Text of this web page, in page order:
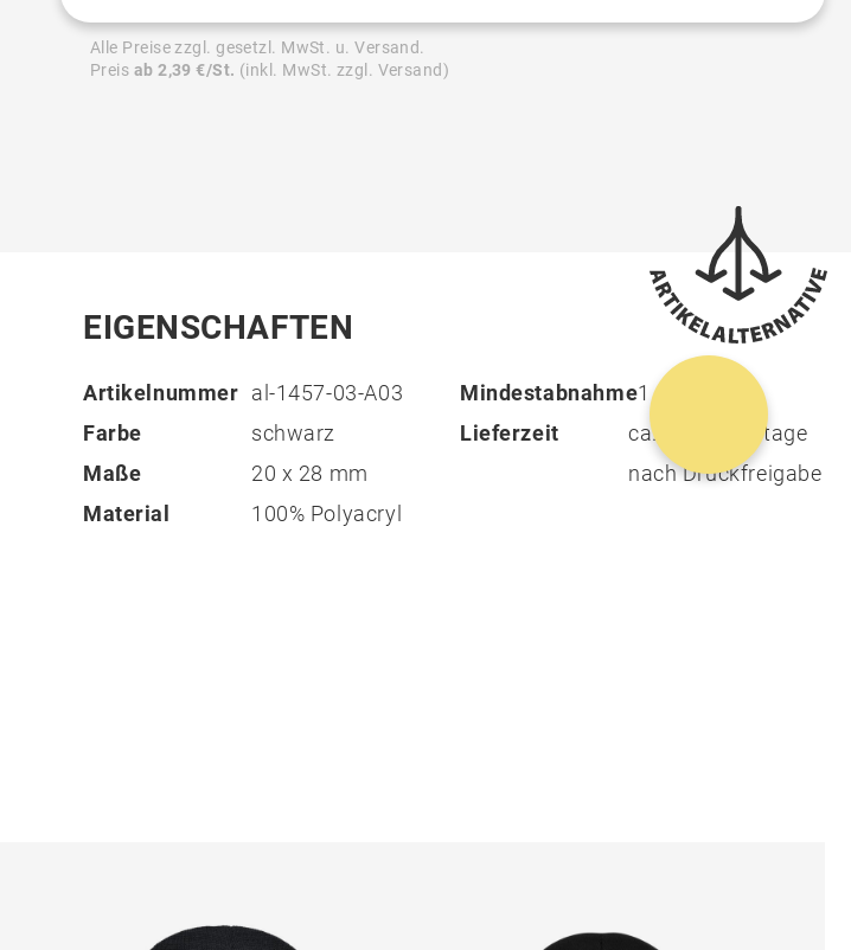
Alle Preise zzgl. gesetzl. MwSt. u. Versand.
Preis ab 2,39 €/St. (inkl. MwSt. zzgl. Versand)
EIGENSCHAFTEN
Artikelnummer al-1457-03-A03
Farbe
schwarz
Maße
20 x 28 mm
Material
100% Polyacryl
Mindestabnahme1
Lieferzeit
ca. 14 Arbeitstage
nach Druckfreigabe